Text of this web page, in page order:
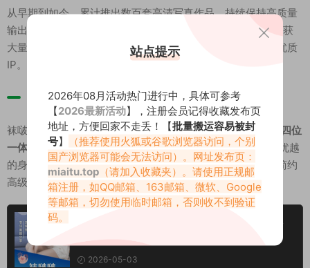
从早期到如今，累计推出数百套高清写真作品，持续保持高质量
输出，在 B 站、YouTube 等平台分享花絮与完整版内容，收获
大量粉丝喜爱，成为写真领域专注细分美学、靠质感出圈的优质
IP。
总结
袜啵啵（BoBoSocks）是颜值、身材、袜饰美学、影像质感四位
一体 的宝藏创作 IP。它以清甜灵动的气质治愈人心，以修长优越
的身材展现女性魅力，以匠心考究的作品诠释袜子美学，以简约
高级的穿搭传递时尚态度。
2026-05-03
站点提示
2026年08月活动热门进行中，具体可参考
【2026最新活动】，注册会员记得收藏发布页
地址，方便回家不走丢！【批量搬运容易被封
号】
（推荐使用火狐或谷歌浏览器访问，个别
国产浏览器可能会无法访问）。网址发布页：
miaitu.top （请加入收藏夹）。请使用正规邮
箱注册，如QQ邮箱、163邮箱、微软、Google
等邮箱，切勿使用临时邮箱，否则收不到验证
码。